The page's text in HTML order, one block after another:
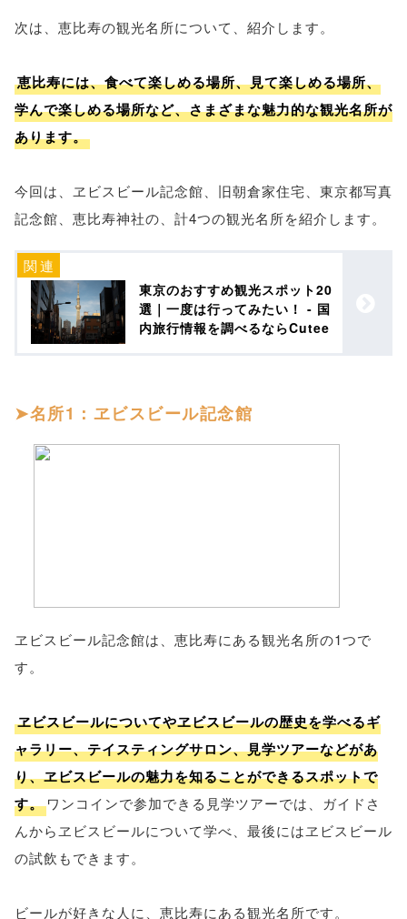
次は、恵比寿の観光名所について、紹介します。
恵比寿には、食べて楽しめる場所、見て楽しめる場所、
学んで楽しめる場所など、さまざまな魅力的な観光名所が
あります。
今回は、ヱビスビール記念館、旧朝倉家住宅、東京都写真
記念館、恵比寿神社の、計4つの観光名所を紹介します。
東京のおすすめ観光スポット20
選｜一度は行ってみたい！ - 国
内旅行情報を調べるならCutee
名所1：ヱビスビール記念館
ヱビスビール記念館は、恵比寿にある観光名所の1つで
す。
ヱビスビールについてやヱビスビールの歴史を学べるギ
ャラリー、テイスティングサロン、見学ツアーなどがあ
り、ヱビスビールの魅力を知ることができるスポットで
す。 ワンコインで参加できる見学ツアーでは、ガイドさ
んからヱビスビールについて学べ、最後にはヱビスビール
の試飲もできます。
ビールが好きな人に、恵比寿にある観光名所です。